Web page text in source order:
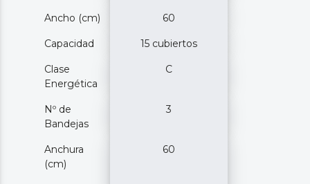
Ancho (cm) 60
Capacidad 15 cubiertos
Clase
Energética
C
Nº de
Bandejas
3
Anchura
(cm)
60